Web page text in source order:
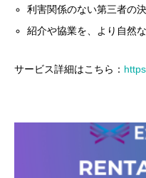
利害関係のない第三者の
紹介や協業を、より自然
サービス詳細はこちら：